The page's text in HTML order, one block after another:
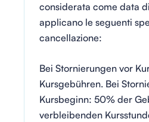
considerata come data
applicano le seguenti
cancellazione:
Bei Stornierungen vor
Kursgebühren. Bei
Kursbeginn: 50% der
verbleibenden